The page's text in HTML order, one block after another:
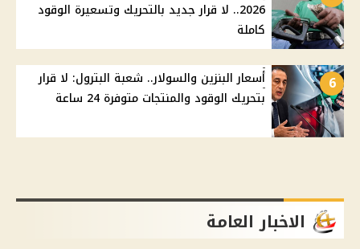
2026.. لا قرار جديد بالتحريك وتسعيرة الوقود
كاملة
6
أسعار البنزين والسولار.. شعبة البترول: لا قرار
بتحريك الوقود والمنتجات متوفرة 24 ساعة
الاخبار العامة